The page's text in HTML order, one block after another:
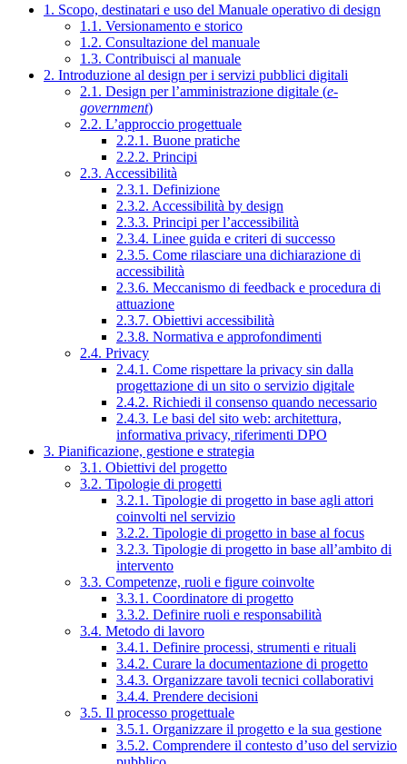
1. Scopo, destinatari e uso del Manuale operativo di design
1.1. Versionamento e storico
1.2. Consultazione del manuale
1.3. Contribuisci al manuale
2. Introduzione al design per i servizi pubblici digitali
2.1. Design per l’amministrazione digitale (e-
government)
2.2. L’approccio progettuale
2.2.1. Buone pratiche
2.2.2. Principi
2.3. Accessibilità
2.3.1. Definizione
2.3.2. Accessibilità by design
2.3.3. Principi per l’accessibilità
2.3.4. Linee guida e criteri di successo
2.3.5. Come rilasciare una dichiarazione di
accessibilità
2.3.6. Meccanismo di feedback e procedura di
attuazione
2.3.7. Obiettivi accessibilità
2.3.8. Normativa e approfondimenti
2.4. Privacy
2.4.1. Come rispettare la privacy sin dalla
progettazione di un sito o servizio digitale
2.4.2. Richiedi il consenso quando necessario
2.4.3. Le basi del sito web: architettura,
informativa privacy, riferimenti DPO
3. Pianificazione, gestione e strategia
3.1. Obiettivi del progetto
3.2. Tipologie di progetti
3.2.1. Tipologie di progetto in base agli attori
coinvolti nel servizio
3.2.2. Tipologie di progetto in base al focus
3.2.3. Tipologie di progetto in base all’ambito di
intervento
3.3. Competenze, ruoli e figure coinvolte
3.3.1. Coordinatore di progetto
3.3.2. Definire ruoli e responsabilità
3.4. Metodo di lavoro
3.4.1. Definire processi, strumenti e rituali
3.4.2. Curare la documentazione di progetto
3.4.3. Organizzare tavoli tecnici collaborativi
3.4.4. Prendere decisioni
3.5. Il processo progettuale
3.5.1. Organizzare il progetto e la sua gestione
3.5.2. Comprendere il contesto d’uso del servizio